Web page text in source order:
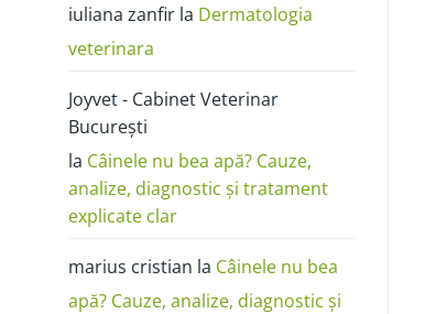
cum
o
de
dermatită
iuliana zanfir la Dermatologia
veterinara
Joyvet - Cabinet Veterinar
București
la Câinele nu bea apă? Cauze,
analize, diagnostic și tratament
explicate clar
marius cristian la Câinele nu bea
apă? Cauze, analize, diagnostic și